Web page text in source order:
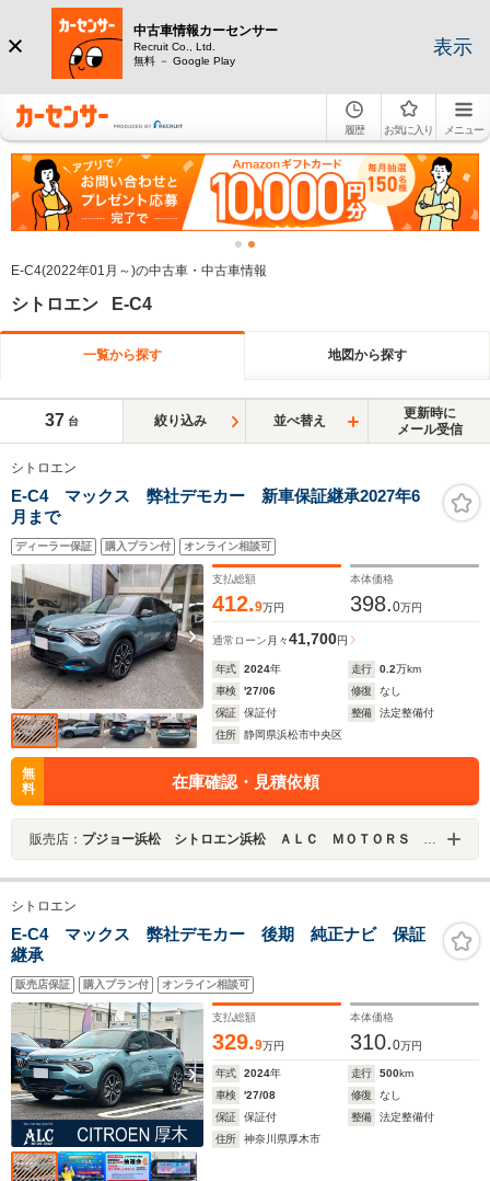
中古車情報カーセンサー
Recruit Co., Ltd.
無料 － Google Play
表示
履歴 お気に入り メニュー
E-C4(2022年01月～)の中古車・中古車情報
シトロエン E-C4
一覧から探す 地図から探す
37 台 絞り込み 並べ替え
更新時に
メール受信
シトロエン
E-C4 マックス 弊社デモカー 新車保証継承2027年6
月まで
ディーラー保証 購入プラン付 オンライン相談可
支払総額
412.9万円
本体価格
398.0万円
通常ローン 月々41,700円
年式 2024年 走行 0.2万km
車検
'27/06 修復
なし
保証
保証付 整備
法定整備付
住所
静岡県浜松市中央区
無
料
在庫確認・見積依頼
販売店： プジョー浜松 シトロエン浜松 ＡＬＣ ＭＯＴＯＲＳ ＧＲＯＵＰ
シトロエン
E-C4 マックス 弊社デモカー 後期 純正ナビ 保証
継承
販売店保証 購入プラン付 オンライン相談可
支払総額
329.9万円
本体価格
310.0万円
年式 2024年 走行 500km
車検
'27/08 修復
なし
保証
保証付 整備
法定整備付
住所
神奈川県厚木市